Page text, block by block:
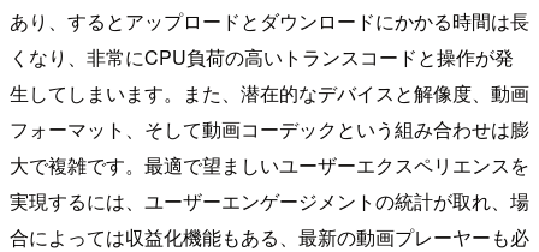
あり、するとアップロードとダウンロードにかかる時間は長
くなり、非常にCPU負荷の高いトランスコードと操作が発
生してしまいます。また、潜在的なデバイスと解像度、動画
フォーマット、そして動画コーデックという組み合わせは膨
大で複雑です。最適で望ましいユーザーエクスペリエンスを
実現するには、ユーザーエンゲージメントの統計が取れ、場
合によっては収益化機能もある、最新の動画プレーヤーも必